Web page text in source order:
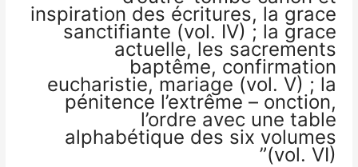
inspiration des écritures, la grace
sanctifiante (vol. IV) ; la grace
actuelle, les sacrements
baptême, confirmation
eucharistie, mariage (vol. V) ; la
pénitence l’extrême – onction,
l’ordre avec une table
alphabétique des six volumes
(vol. VI)”